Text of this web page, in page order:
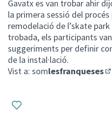
Gavatx es van trobar ahir
la primera sessió del
remodelació de l’skate
trobada, els participants
suggeriments per definir
de la instal·lació.
Vist a: somlesfranqueses